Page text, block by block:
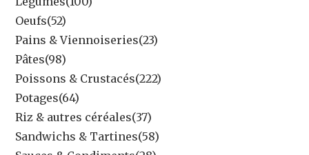
Oeufs(52)
Pains & Viennoiseries(23)
Pâtes(98)
Poissons & Crustacés(222)
Potages(64)
Riz & autres céréales(37)
Sandwichs & Tartines(58)